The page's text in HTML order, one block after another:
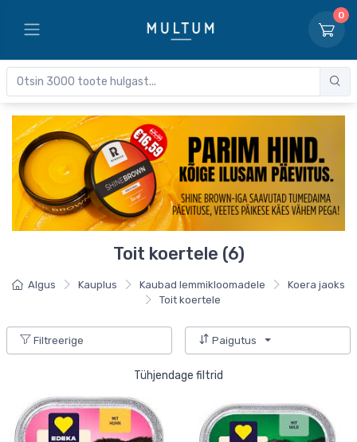
0
Toit koertele (6)
Algus Kauplus Kaubad lemmikloomadele
Koera jaoks
Toit koertele
Filtreerige Paigutus
Tühjendage filtrid